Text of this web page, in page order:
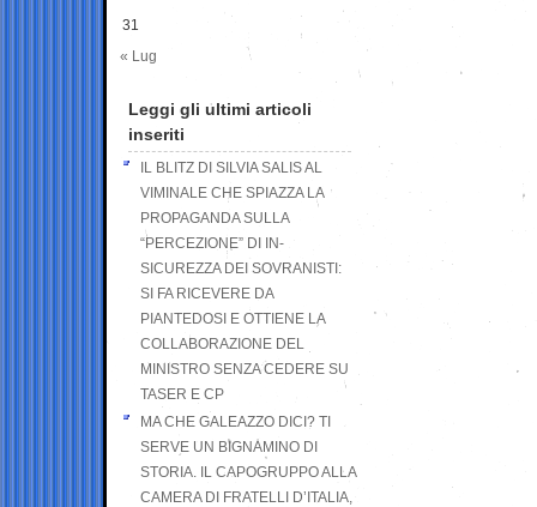
31
« Lug
Leggi gli ultimi articoli
inseriti
IL BLITZ DI SILVIA SALIS AL
VIMINALE CHE SPIAZZA LA
PROPAGANDA SULLA
“PERCEZIONE” DI IN-
SICUREZZA DEI SOVRANISTI:
SI FA RICEVERE DA
PIANTEDOSI E OTTIENE LA
COLLABORAZIONE DEL
MINISTRO SENZA CEDERE SU
TASER E CP
MA CHE GALEAZZO DICI? TI
SERVE UN BIGNAMINO DI
STORIA. IL CAPOGRUPPO ALLA
CAMERA DI FRATELLI D’ITALIA,